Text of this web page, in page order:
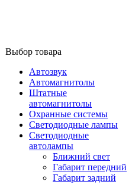
Выбор товара
Автозвук
Автомагнитолы
Штатные
автомагнитолы
Охранные системы
Светодиодные лампы
Светодиодные
автолампы
Ближний свет
Габарит передний
Габарит задний